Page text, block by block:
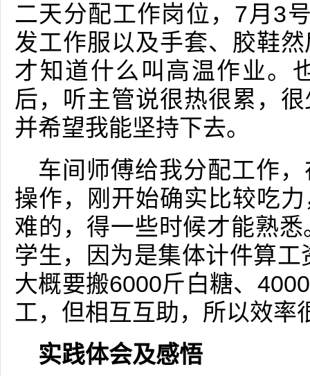
二天分配工作岗位，7月3
发工作服以及手套、胶鞋
才知道什么叫高温作业。
后，听主管说很热很累，
并希望我能坚持下去。
车间师傅给我分配工作
操作，刚开始确实比较吃
难的，得一些时候才能熟
学生，因为是集体计件算
大概要搬6000斤白糖、
工，但相互互助，所以效率
实践体会及感悟